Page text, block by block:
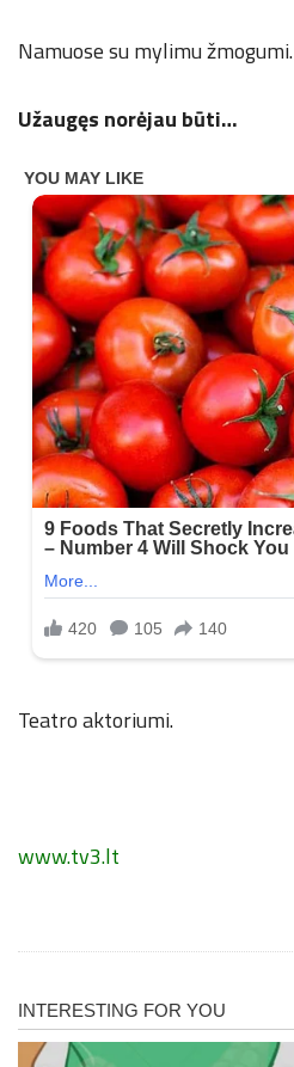
Namuose su mylimu žmogumi.
Užaugęs norėjau būti…
Teatro aktoriumi.
www.tv3.lt